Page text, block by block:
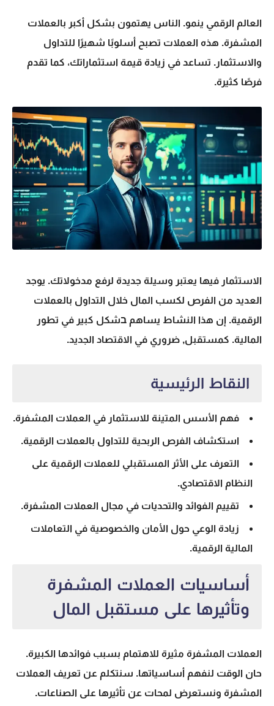
العالم الرقمي ينمو. الناس يهتمون بشكل أكبر بالعملات
المشفرة. هذه العملات تصبح أسلوبًا شهيرًا للتداول
والاستثمار. تساعد في زيادة قيمة استثماراتك، كما تقدم
فرصًا كثيرة.
الاستثمار فيها يعتبر وسيلة جديدة لرفع مدخولاتك. يوجد
العديد من الفرص لكسب المال خلال التداول بالعملات
الرقمية. إن هذا النشاط يساهم בشكل كبير في تطور
المالية. كمستقبل, ضروري في الاقتصاد الجديد.
النقاط الرئيسية
فهم الأسس المتينة للاستثمار في العملات المشفرة.
استكشاف الفرص الربحية للتداول بالعملات الرقمية.
التعرف على الأثر المستقبلي للعملات الرقمية على
النظام الاقتصادي.
تقييم الفوائد والتحديات في مجال العملات المشفرة.
زيادة الوعي حول الأمان والخصوصية في التعاملات
المالية الرقمية.
أساسيات العملات المشفرة
وتأثيرها على مستقبل المال
العملات المشفرة مثيرة للاهتمام بسبب فوائدها الكبيرة.
حان الوقت لنفهم أساسياتها. سنتكلم عن تعريف العملات
المشفرة ونستعرض لمحات عن تأثيرها على الصناعات.